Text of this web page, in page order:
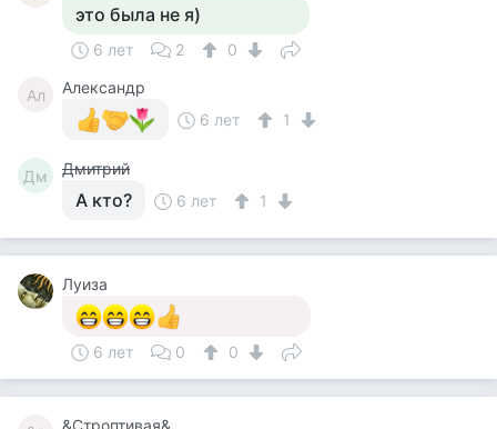
это была не я)
6 лет 2 0
Ал
Александр
6 лет
1
Дм Дмитрий
А кто? 6 лет 1
Луиза
6 лет 0 0
&Строптивая&